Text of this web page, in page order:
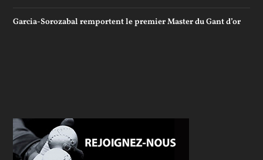
Garcia-Sorozabal remportent le premier Master du Gant d’or